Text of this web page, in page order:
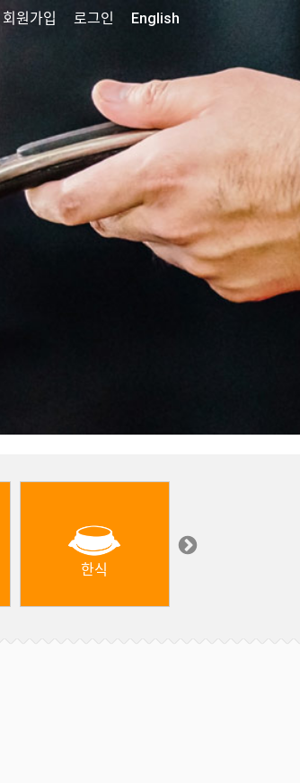
회원가입 로그인 English
한식